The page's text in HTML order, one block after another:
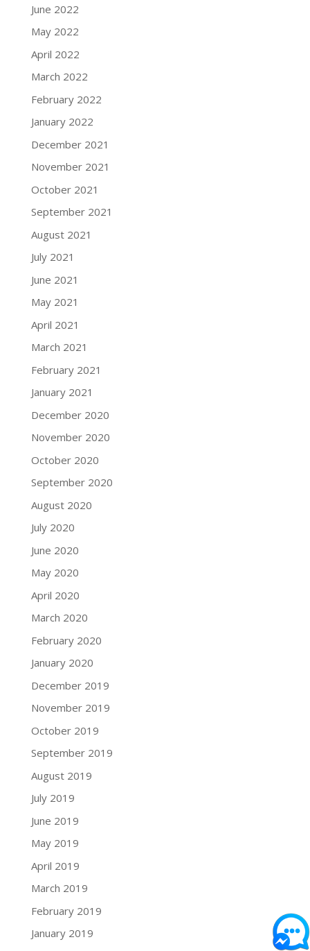
June 2022
May 2022
April 2022
March 2022
February 2022
January 2022
December 2021
November 2021
October 2021
September 2021
August 2021
July 2021
June 2021
May 2021
April 2021
March 2021
February 2021
January 2021
December 2020
November 2020
October 2020
September 2020
August 2020
July 2020
June 2020
May 2020
April 2020
March 2020
February 2020
January 2020
December 2019
November 2019
October 2019
September 2019
August 2019
July 2019
June 2019
May 2019
April 2019
March 2019
February 2019
January 2019